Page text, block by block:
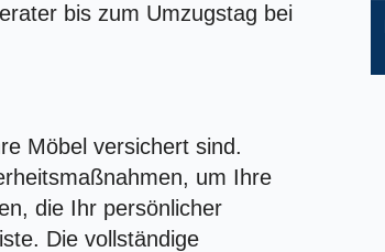
bis zum Umzugstag bei
Möbel versichert sind.
um Ihre
die Ihr persönlicher
Die vollständige